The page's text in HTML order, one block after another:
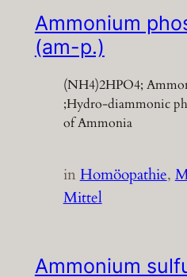
Ammonium
(am-p.)
(NH4)2HPO4;
;Hydro-diammonic
of Ammonia
inHomöopathie,
Mittel
Ammonium